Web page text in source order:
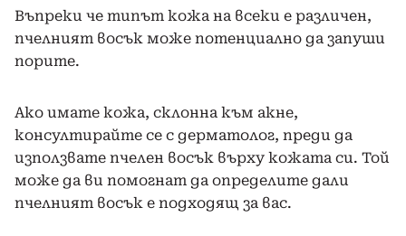
Въпреки че типът кожа на всеки е различен,
пчелният восък може потенциално да запуши
порите.
Ако имате кожа, склонна към акне,
консултирайте се с дерматолог, преди да
използвате пчелен восък върху кожата си. Той
може да ви помогнат да определите дали
пчелният восък е подходящ за вас.